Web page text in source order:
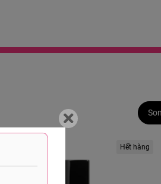
Hết hàng